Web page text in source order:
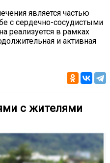
является частью
с сердечно-сосудистыми
реализуется в рамках
и активная
с жителями